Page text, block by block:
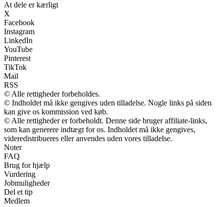
At dele er kærligt
X
Facebook
Instagram
LinkedIn
YouTube
Pinterest
TikTok
Mail
RSS
© Alle rettigheder forbeholdes.
© Indholdet må ikke gengives uden tilladelse. Nogle links på siden
kan give os kommission ved køb.
© Alle rettigheder er forbeholdt. Denne side bruger affiliate-links,
som kan generere indtægt for os. Indholdet må ikke gengives,
videredistribueres eller anvendes uden vores tilladelse.
Noter
FAQ
Brug for hjælp
Vurdering
Jobmuligheder
Del et tip
Medlem